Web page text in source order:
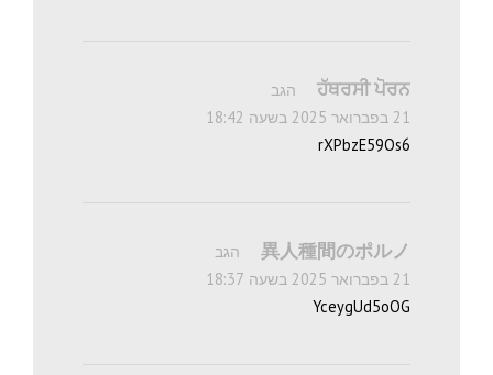
ਹੱਥਰਸੀ ਪੋਰਨ
הגב
21 בפברואר 2025 בשעה 18:42
rXPbzE59Os6
異人種間のポルノ
הגב
21 בפברואר 2025 בשעה 18:37
YceygUd5oOG